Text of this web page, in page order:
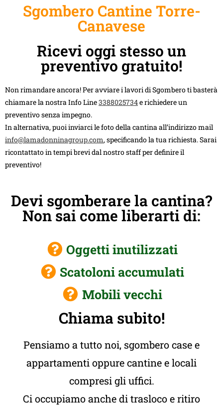
Sgombero Cantine Torre-
Canavese
Ricevi oggi stesso un
preventivo gratuito!
Non rimandare ancora! Per avviare i lavori di Sgombero ti basterà
chiamare la nostra Info Line3388025734e richiedere un
preventivo senza impegno.
In alternativa, puoi inviarci le foto della cantina all’indirizzo mail
info@lamadonninagroup.com, specificando la tua richiesta. Sarai
ricontattato in tempi brevi dal nostro staff per definire il
preventivo!
Devi sgomberare la cantina?
Non sai come liberarti di:
Oggetti inutilizzati
Scatoloni accumulati
Mobili vecchi
Chiama subito!
Pensiamo a tutto noi, sgombero case e
appartamenti oppure cantine e locali
compresi gli uffici.
Ci occupiamo anche di trasloco e ritiro